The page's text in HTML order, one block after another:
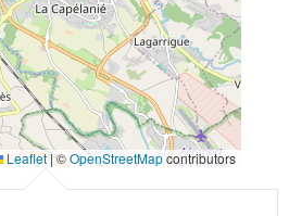
Leaflet|©OpenStreetMapcontributors